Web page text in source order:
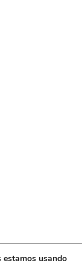
estamos usando